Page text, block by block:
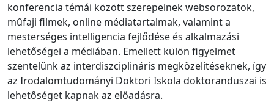
konferencia témái között szerepelnek websorozatok,
műfaji filmek, online médiatartalmak, valamint a
mesterséges intelligencia fejlődése és alkalmazási
lehetőségei a médiában. Emellett külön figyelmet
szentelünk az interdiszciplináris megközelítéseknek, így
az Irodalomtudományi Doktori Iskola doktoranduszai is
lehetőséget kapnak az előadásra.